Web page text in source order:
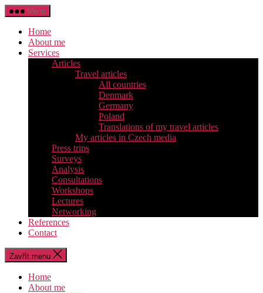
Přejít
k
obsahu
Menu
Home
About me
Services
Articles
Travel articles
All countries
Denmark
Germany
Poland
Translations of my travel articles
My articles in Czech media
Press trips
Surveys
Analysis
Consultations
Workshops
Lectures
Networking
References
Contact
Zavřít menu
Home
About me